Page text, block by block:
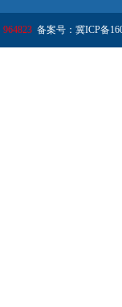
964823 备案号：冀ICP备